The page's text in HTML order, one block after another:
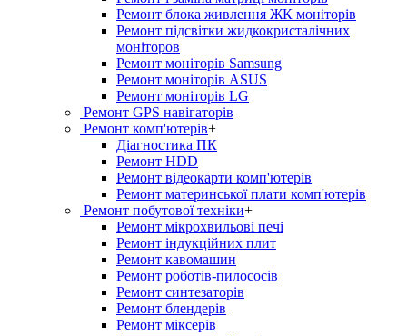
Ремонт блока живлення ЖК моніторів
Ремонт підсвітки жидкокристалічних
моніторов
Ремонт моніторів Samsung
Ремонт моніторів ASUS
Ремонт моніторів LG
Ремонт GPS навігаторів
Ремонт комп'ютерів+
Діагностика ПК
Ремонт HDD
Ремонт відеокарти комп'ютерів
Ремонт материнської плати комп'ютерів
Ремонт побутової техніки+
Ремонт мікрохвильові печі
Ремонт індукційних плит
Ремонт кавомашин
Ремонт роботів-пилососів
Ремонт синтезаторів
Ремонт блендерiв
Ремонт мiксерiв